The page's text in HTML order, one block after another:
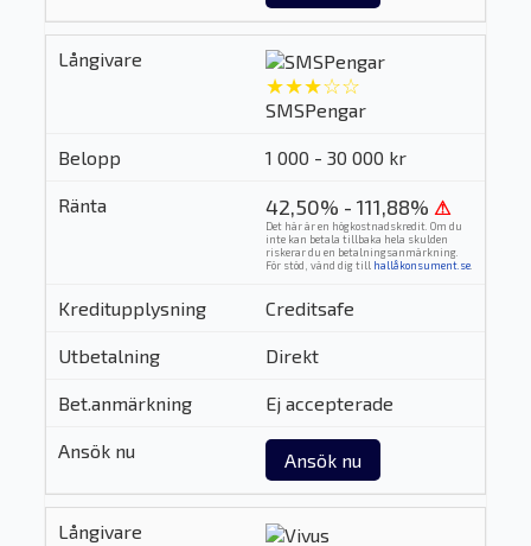
★★★☆☆
SMSPengar
1 000 - 30 000 kr
42,50% - 111,88% ⚠
Det här är en högkostnadskredit. Om du
inte kan betala tillbaka hela skulden
riskerar du en betalningsanmärkning.
För stöd, vänd dig till hallåkonsument.se.
Creditsafe
Direkt
Ej accepterade
Ansök nu